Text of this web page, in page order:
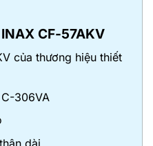
CF-57AKV
của thương hiệu thiết
306VA
dài